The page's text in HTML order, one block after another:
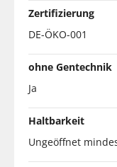
Zertifizierung
DE-ÖKO-001
ohne Gentechnik
Ja
Haltbarkeit
Ungeöffnet